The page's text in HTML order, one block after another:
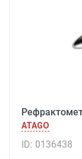
ATAGO
ID: 0136438